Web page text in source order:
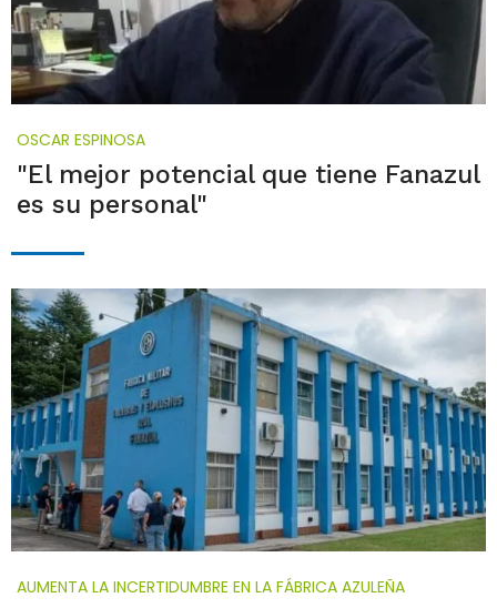
OSCAR ESPINOSA
"El mejor potencial que tiene Fanazul
es su personal"
AUMENTA LA INCERTIDUMBRE EN LA FÁBRICA AZULEÑA